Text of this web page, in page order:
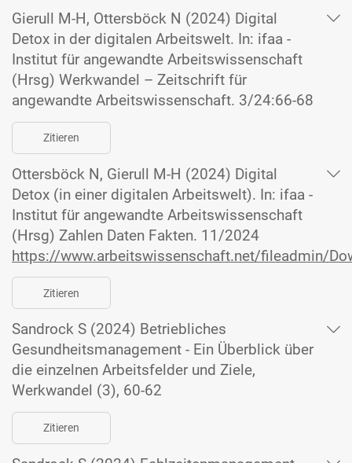
Gierull M-H, Ottersböck N (2024) Digital
Detox in der digitalen Arbeitswelt. In: ifaa -
Institut für angewandte Arbeitswissenschaft
(Hrsg) Werkwandel – Zeitschrift für
angewandte Arbeitswissenschaft. 3/24:66-68
Zitieren
Ottersböck N, Gierull M-H (2024) Digital
Detox (in einer digitalen Arbeitswelt). In: ifaa -
Institut für angewandte Arbeitswissenschaft
(Hrsg) Zahlen Daten Fakten. 11/2024
https://www.arbeitswissenschaft.net/fileadmin/
Zitieren
Sandrock S (2024) Betriebliches
Gesundheitsmanagement - Ein Überblick über
die einzelnen Arbeitsfelder und Ziele,
Werkwandel (3), 60-62
Zitieren